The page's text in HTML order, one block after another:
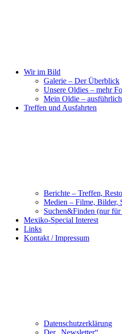
Wir im Bild
Galerie – Der Überblick
Unsere Oldies – mehr
Mein Oldie – ausführlich
Treffen und Ausfahrten
Berichte – Treffen,
Medien – Filme, Bilder,
Suchen&Finden (nur
Mexiko-Special Interest
Links
Kontakt / Impressum
Datenschutzerklärung
Der „Newsletter“